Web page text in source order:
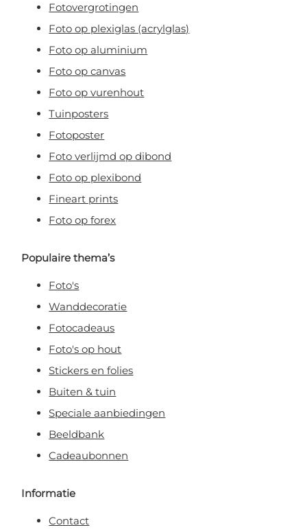
Fotovergrotingen
Foto op plexiglas (acrylglas)
Foto op aluminium
Foto op canvas
Foto op vurenhout
Tuinposters
Fotoposter
Foto verlijmd op dibond
Foto op plexibond
Fineart prints
Foto op forex
Populaire thema’s
Foto's
Wanddecoratie
Fotocadeaus
Foto's op hout
Stickers en folies
Buiten & tuin
Speciale aanbiedingen
Beeldbank
Cadeaubonnen
Informatie
Contact